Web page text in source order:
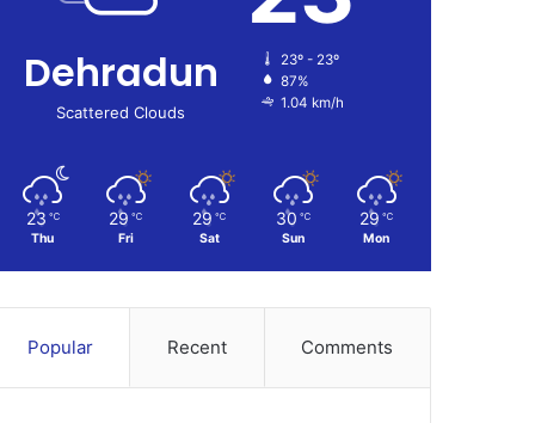
Dehradun
Scattered Clouds
23º - 23º
87%
1.04 km/h
23 ℃
Thu
29 ℃
Fri
29 ℃
Sat
30 ℃
Sun
29 ℃
Mon
Popular Recent Comments